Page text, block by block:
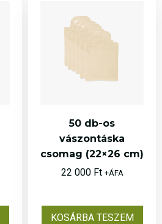
50 db-os
vászontáska
csomag (22×26 cm)
22 000 Ft +ÁFA
KOSÁRBA TESZEM